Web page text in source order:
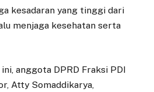
kesadaran yang tinggi dari
menjaga kesehatan serta
anggota DPRD Fraksi PDI
Atty Somaddikarya,